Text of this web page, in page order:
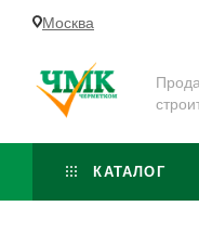
Москва
КАТАЛОГ